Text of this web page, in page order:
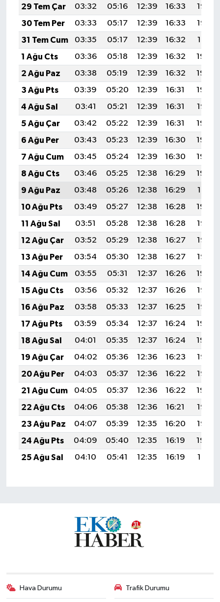
29 Tem Çar
03:32 05:16 12:39 16:33
19:53
30 Tem Per
03:33 05:17 12:39 16:33
19:52
31 Tem Cum
03:35 05:17 12:39 16:32
19:51
1 Ağu Cts
03:36 05:18 12:39 16:32
19:50
2 Ağu Paz
03:38 05:19 12:39 16:32
19:49
3 Ağu Pts
03:39 05:20 12:39 16:31
19:48
4 Ağu Sal
03:41 05:21 12:39 16:31
19:47
5 Ağu Çar
03:42 05:22 12:39 16:31
19:45
6 Ağu Per
03:43 05:23 12:39 16:30
19:44
7 Ağu Cum
03:45 05:24 12:39 16:30
19:43
8 Ağu Cts
03:46 05:25 12:38 16:29
19:42
9 Ağu Paz
03:48 05:26 12:38 16:29
19:41
10 Ağu Pts
03:49 05:27 12:38 16:28
19:39
11 Ağu Sal
03:51 05:28 12:38 16:28
19:38
12 Ağu Çar
03:52 05:29 12:38 16:27
19:37
13 Ağu Per
03:54 05:30 12:38 16:27
19:36
14 Ağu Cum
03:55 05:31 12:37 16:26
19:34
15 Ağu Cts
03:56 05:32 12:37 16:26
19:33
16 Ağu Paz
03:58 05:33 12:37 16:25
19:32
17 Ağu Pts
03:59 05:34 12:37 16:24
19:30
18 Ağu Sal
04:01 05:35 12:37 16:24
19:29
19 Ağu Çar
04:02 05:36 12:36 16:23
19:27
20 Ağu Per
04:03 05:37 12:36 16:22
19:26
21 Ağu Cum
04:05 05:37 12:36 16:22
19:24
22 Ağu Cts
04:06 05:38 12:36 16:21
19:23
23 Ağu Paz
04:07 05:39 12:35 16:20
19:22
24 Ağu Pts
04:09 05:40 12:35 16:19
19:20
25 Ağu Sal
04:10 05:41 12:35 16:19 19:19
Hava Durumu Trafik Durumu